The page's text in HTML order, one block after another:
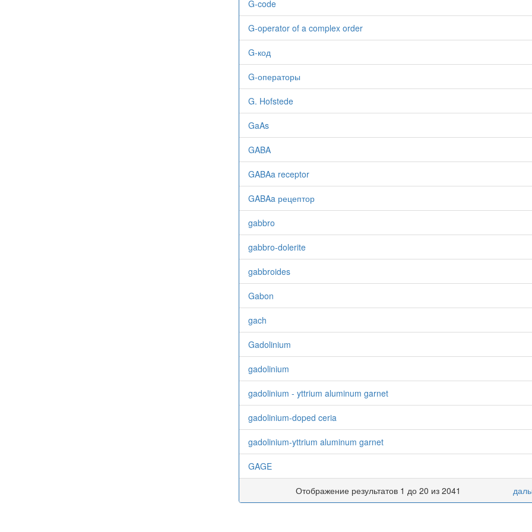
G-code
G-operator of a complex order
G-код
G-операторы
G. Hofstede
GaAs
GABA
GABAa receptor
GABAa рецептор
gabbro
gabbro-dolerite
gabbroides
Gabon
gach
Gadolinium
gadolinium
gadolinium - yttrium aluminum garnet
gadolinium-doped ceria
gadolinium-yttrium aluminum garnet
GAGE
Отображение результатов 1 до 20 из 2041